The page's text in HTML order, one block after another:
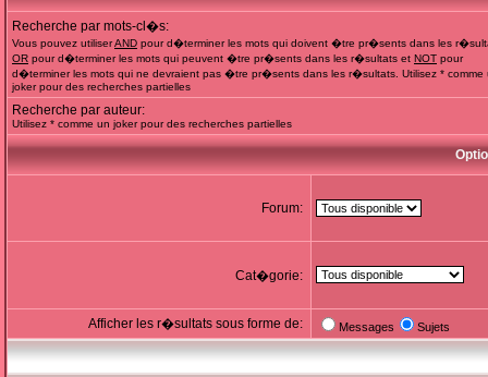
Recherche par mots-cl�s:
Vous pouvez utiliserAND pour d�terminer les mots qui doivent �tre pr�sents dans les
OR pour d�terminer les mots qui peuvent �tre pr�sents dans les r�sultats et NOT pour
d�terminer les mots qui ne devraient pas �tre pr�sents dans les r�sultats. Utilisez * comme
joker pour des recherches partielles
Recherche par auteur:
Utilisez * comme un joker pour des recherches partielles
Forum:
Cat�gorie:
Afficher les r�sultats sous forme de: Messages Sujets